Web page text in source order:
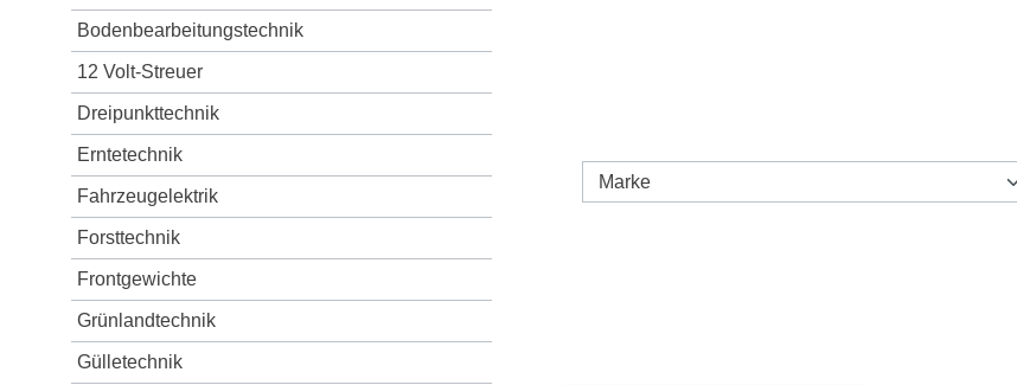
Bodenbearbeitungstechnik
12 Volt-Streuer
Dreipunkttechnik
Erntetechnik
Fahrzeugelektrik
Forsttechnik
Frontgewichte
Grünlandtechnik
Gülletechnik